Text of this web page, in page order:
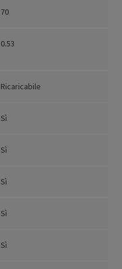
70
0.53
Ricaricabile
Sì
Sì
Sì
Sì
Sì